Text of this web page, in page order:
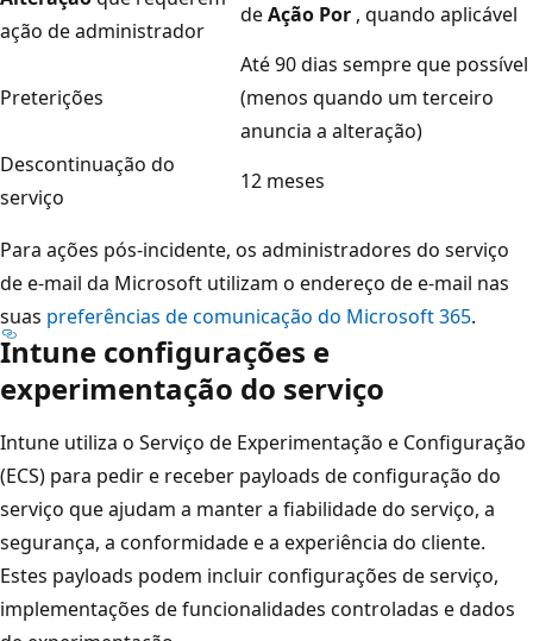
ação de administrador
deAção Por , quando aplicável
Preterições
Até 90 dias sempre que possível
(menos quando um terceiro
anuncia a alteração)
Descontinuação do
serviço
12 meses
Para ações pós-incidente, os administradores do serviço
de e-mail da Microsoft utilizam o endereço de e-mail nas
suas preferências de comunicação do Microsoft 365.
Intune configurações e
experimentação do serviço
Intune utiliza o Serviço de Experimentação e Configuração
(ECS) para pedir e receber payloads de configuração do
serviço que ajudam a manter a fiabilidade do serviço, a
segurança, a conformidade e a experiência do cliente.
Estes payloads podem incluir configurações de serviço,
implementações de funcionalidades controladas e dados